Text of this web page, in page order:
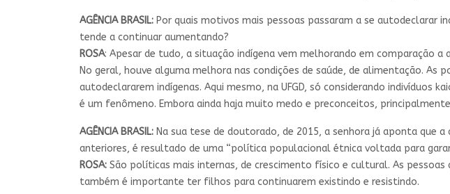
AGÊNCIA BRASIL: Por quais motivos mais pessoas passaram a se autodeclarar
tende a continuar aumentando?
ROSA: Apesar de tudo, a situação indígena vem melhorando em comparação
No geral, houve alguma melhora nas condições de saúde, de alimentação.
autodeclararem indígenas. Aqui mesmo, na UFGD, só considerando
é um fenômeno. Embora ainda haja muito medo e preconceitos,
AGÊNCIA BRASIL: Na sua tese de doutorado, de 2015, a senhora já aponta que
anteriores, é resultado de uma “política populacional étnica voltada para
ROSA: São políticas mais internas, de crescimento físico e cultural. As
também é importante ter filhos para continuarem existindo e resistindo.